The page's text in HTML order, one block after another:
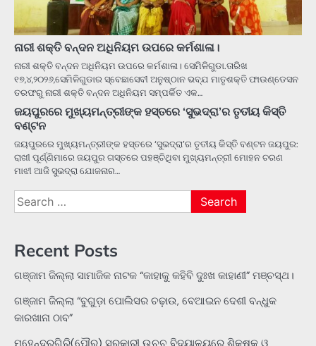
ନାରୀ ଶକ୍ତି ବନ୍ଦନ ଅଧିନିୟମ ଉପରେ କର୍ମଶାଳା।
ନାରୀ ଶକ୍ତି ବନ୍ଦନ ଅଧିନିୟମ ଉପରେ କର୍ମଶାଳା। ସେମିଳିଗୁଡା.ତାରିଖ
୧୭,୪,୨୦୨୬,ସେମିଳିଗୁଡାର ସ୍ବେଛାସେବୀ ଅନୁଷ୍ଠାନ ଭବ୍ଯ ମାତୃଶକ୍ତି ଫାଉଣ୍ଡେସନ
ତରଫରୁ ନାରୀ ଶକ୍ତି ବନ୍ଦନ ଅଧିନିୟମ ସମ୍ପର୍କିତ ଏକ…
ଜୟପୁରରେ ମୁଖ୍ୟମନ୍ତ୍ରୀଙ୍କ ହସ୍ତରେ ‘ସୁଭଦ୍ରା’ର ତୃତୀୟ କିସ୍ତି
ବଣ୍ଟନ
ଜୟପୁରରେ ମୁଖ୍ୟମନ୍ତ୍ରୀଙ୍କ ହସ୍ତରେ ‘ସୁଭଦ୍ରା’ର ତୃତୀୟ କିସ୍ତି ବଣ୍ଟନ ଜୟପୁର:
ରାଖୀ ପୂର୍ଣ୍ଣିମାରେ ଜୟପୁର ଗସ୍ତରେ ପହଞ୍ଚିଥିବା ମୁଖ୍ୟମନ୍ତ୍ରୀ ମୋହନ ଚରଣ
ମାଝୀ ଆଜି ସୁଭଦ୍ରା ଯୋଜନାର…
Search
for:
Recent Posts
ଗଞ୍ଜାମ ଜିଲ୍ଲା ସାମାଜିକ ନାଟକ “କାହାକୁ କହିବି ଦୁଃଖ କାହାଣୀ” ମଞ୍ଚସ୍ଥ।
ଗଞ୍ଜାମ ଜିଲ୍ଲା “ବୁଗୁଡ଼ା ପୋଲିସର ଚଢ଼ାଉ, ବେଆଇନ ଦେଶୀ ବନ୍ଧୁକ
କାରଖାନା ଠାବ”